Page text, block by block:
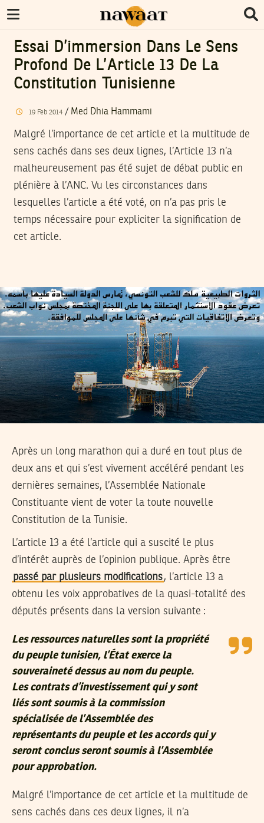
Essai D’immersion Dans Le Sens
Profond De L’Article 13 De La
Constitution Tunisienne
19 Feb 2014/ Med Dhia Hammami
Malgré l’importance de cet article et la multitude de
sens cachés dans ses deux lignes, l’Article 13 n’a
malheureusement pas été sujet de débat public en
plénière à l’ANC. Vu les circonstances dans
lesquelles l’article a été voté, on n’a pas pris le
temps nécessaire pour expliciter la signification de
cet article.
Après un long marathon qui a duré en tout plus de
deux ans et qui s’est vivement accéléré pendant les
dernières semaines, l’Assemblée Nationale
Constituante vient de voter la toute nouvelle
Constitution de la Tunisie.
L’article 13 a été l’article qui a suscité le plus
d’intérêt auprès de l’opinion publique. Après être
passé par plusieurs modifications, l’article 13 a
obtenu les voix approbatives de la quasi-totalité des
députés présents dans la version suivante :
Les ressources naturelles sont la propriété
du peuple tunisien, l’État exerce la
souveraineté dessus au nom du peuple.
Les contrats d’investissement qui y sont
liés sont soumis à la commission
spécialisée de l’Assemblée des
représentants du peuple et les accords qui y
seront conclus seront soumis à l’Assemblée
pour approbation.
Malgré l’importance de cet article et la multitude de
sens cachés dans ces deux lignes, il n’a